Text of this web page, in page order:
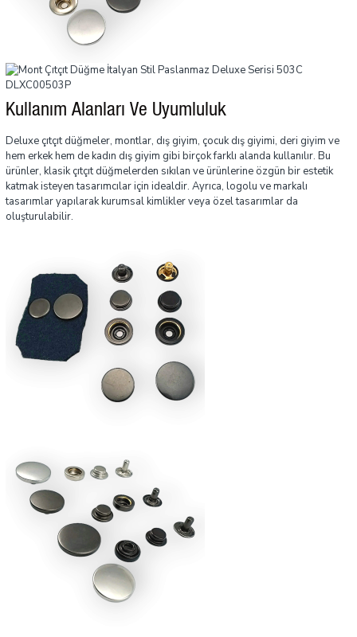
Kullanım Alanları Ve Uyumluluk
Deluxe çıtçıt düğmeler, montlar, dış giyim, çocuk dış giyimi, deri giyim ve
hem erkek hem de kadın dış giyim gibi birçok farklı alanda kullanılır. Bu
ürünler, klasik çıtçıt düğmelerden sıkılan ve ürünlerine özgün bir estetik
katmak isteyen tasarımcılar için idealdir. Ayrıca, logolu ve markalı
tasarımlar yapılarak kurumsal kimlikler veya özel tasarımlar da
oluşturulabilir.